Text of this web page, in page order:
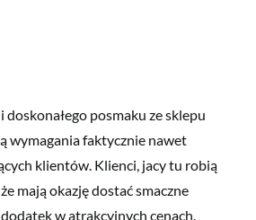
posmaku ze sklepu
wymagania faktycznie nawet
klientów. Klienci, jacy tu robią
mają okazję dostać smaczne
w atrakcyjnych cenach.